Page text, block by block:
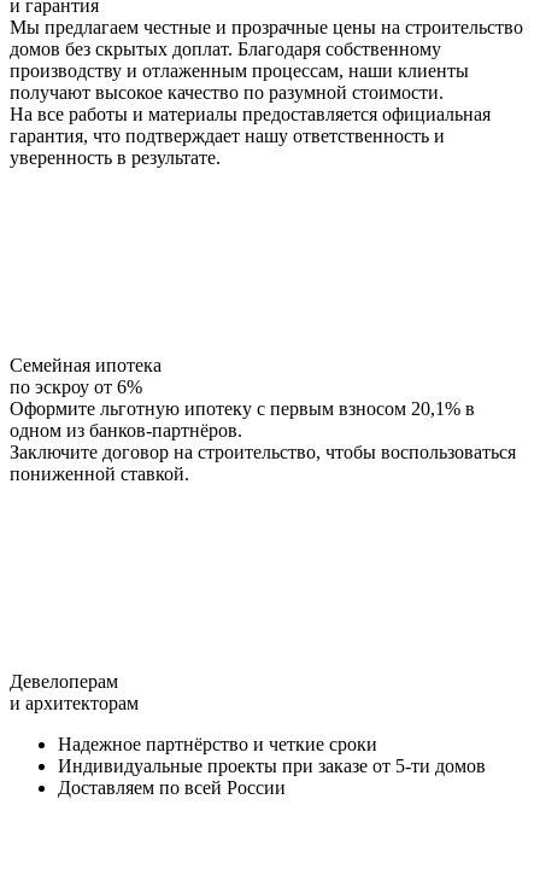
и гарантия
Мы предлагаем честные и прозрачные цены на строительство
домов без скрытых доплат. Благодаря собственному
производству и отлаженным процессам, наши клиенты
получают высокое качество по разумной стоимости.
На все работы и материалы предоставляется официальная
гарантия, что подтверждает нашу ответственность и
уверенность в результате.
Семейная ипотека
по эскроу от 6%
Оформите льготную ипотеку с первым взносом 20,1% в
одном из банков-партнёров.
Заключите договор на строительство, чтобы воспользоваться
пониженной ставкой.
Девелоперам
и архитекторам
Надежное партнёрство и четкие сроки
Индивидуальные проекты при заказе от 5-ти домов
Доставляем по всей России